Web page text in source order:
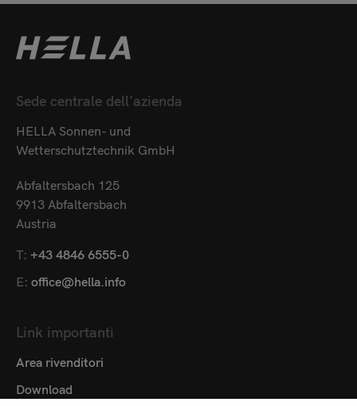
Sede centrale dell'azienda
HELLA Sonnen- und
Wetterschutztechnik GmbH
Abfaltersbach 125
9913 Abfaltersbach
Austria
T: +43 4846 6555-0
E: office@hella.info
Link importanti
Area rivenditori
Download